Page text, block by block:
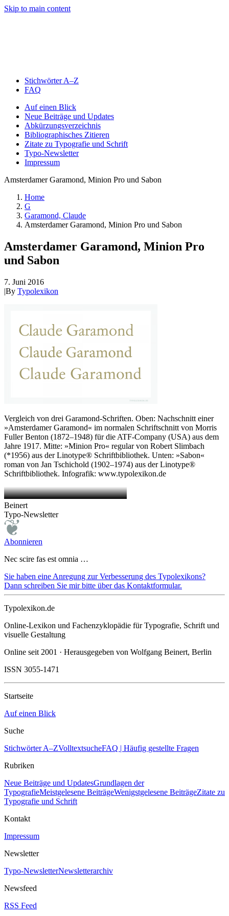
Skip to main content
Stichwörter A–Z
FAQ
Auf einen Blick
Neue Beiträge und Updates
Abkürzungsverzeichnis
Bibliographisches Zitieren
Zitate zu Typografie und Schrift
Typo-Newsletter
Impressum
Amsterdamer Garamond, Minion Pro und Sabon
Home
G
Garamond, Claude
Amsterdamer Garamond, Minion Pro und Sabon
Amsterdamer Garamond, Minion Pro
und Sabon
7. Juni 2016
|By Typolexikon
Vergleich von drei Garamond-Schriften. Oben: Nachschnitt einer
»Amsterdamer Garamond« im normalen Schriftschnitt von Morris
Fuller Benton (1872–1948) für die ATF-Company (USA) aus dem
Jahre 1917. Mitte: »Minion Pro« regular von Robert Slimbach
(*1956) aus der Linotype® Schriftbibliothek. Unten: »Sabon«
roman von Jan Tschichold (1902–1974) aus der Linotype®
Schriftbibliothek. Infografik: www.typolexikon.de
Beinert
Typo-Newsletter
Abonnieren
Nec scire fas est omnia …
Sie haben eine Anregung zur Verbesserung des Typolexikons?
Dann schreiben Sie mir bitte über das Kontaktformular.
Typolexikon.de
Online-Lexikon und Fachenzyklopädie für Typografie, Schrift und
visuelle Gestaltung
Online seit 2001 · Herausgegeben von Wolfgang Beinert, Berlin
ISSN 3055-1471
Startseite
Auf einen Blick
Suche
Stichwörter A–ZVolltextsucheFAQ | Häufig gestellte Fragen
Rubriken
Neue Beiträge und UpdatesGrundlagen der
TypografieMeistgelesene BeiträgeWenigstgelesene BeiträgeZitate zu
Typografie und Schrift
Kontakt
Impressum
Newsletter
Typo-NewsletterNewsletterarchiv
Newsfeed
RSS Feed